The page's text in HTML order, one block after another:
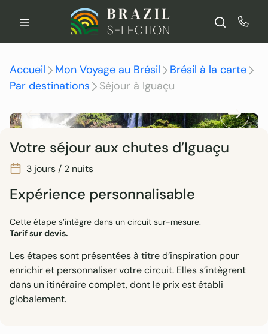
Votre séjour aux chutes d’Iguaçu
3 jours / 2 nuits
Expérience personnalisable
Cette étape s’intègre dans un circuit sur-mesure.
Tarif sur devis.
Les étapes sont présentées à titre d’inspiration pour
enrichir et personnaliser votre circuit. Elles s’intègrent
dans un itinéraire complet, dont le prix est établi
globalement.
Accueil Mon Voyage au Brésil
Brésil à la carte
Par destinations
Séjour à Iguaçu